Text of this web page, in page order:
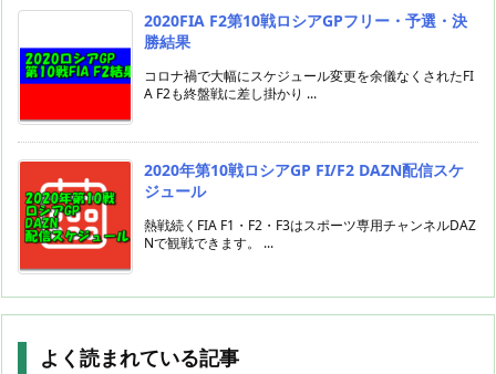
2020FIA F2第10戦ロシアGPフリー・予選・決
勝結果
コロナ禍で大幅にスケジュール変更を余儀なくされたFI
A F2も終盤戦に差し掛かり ...
2020年第10戦ロシアGP FI/F2 DAZN配信スケ
ジュール
熱戦続くFIA F1・F2・F3はスポーツ専用チャンネルDAZ
Nで観戦できます。 ...
よく読まれている記事